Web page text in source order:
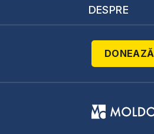
DESPRE
DONEAZĂ